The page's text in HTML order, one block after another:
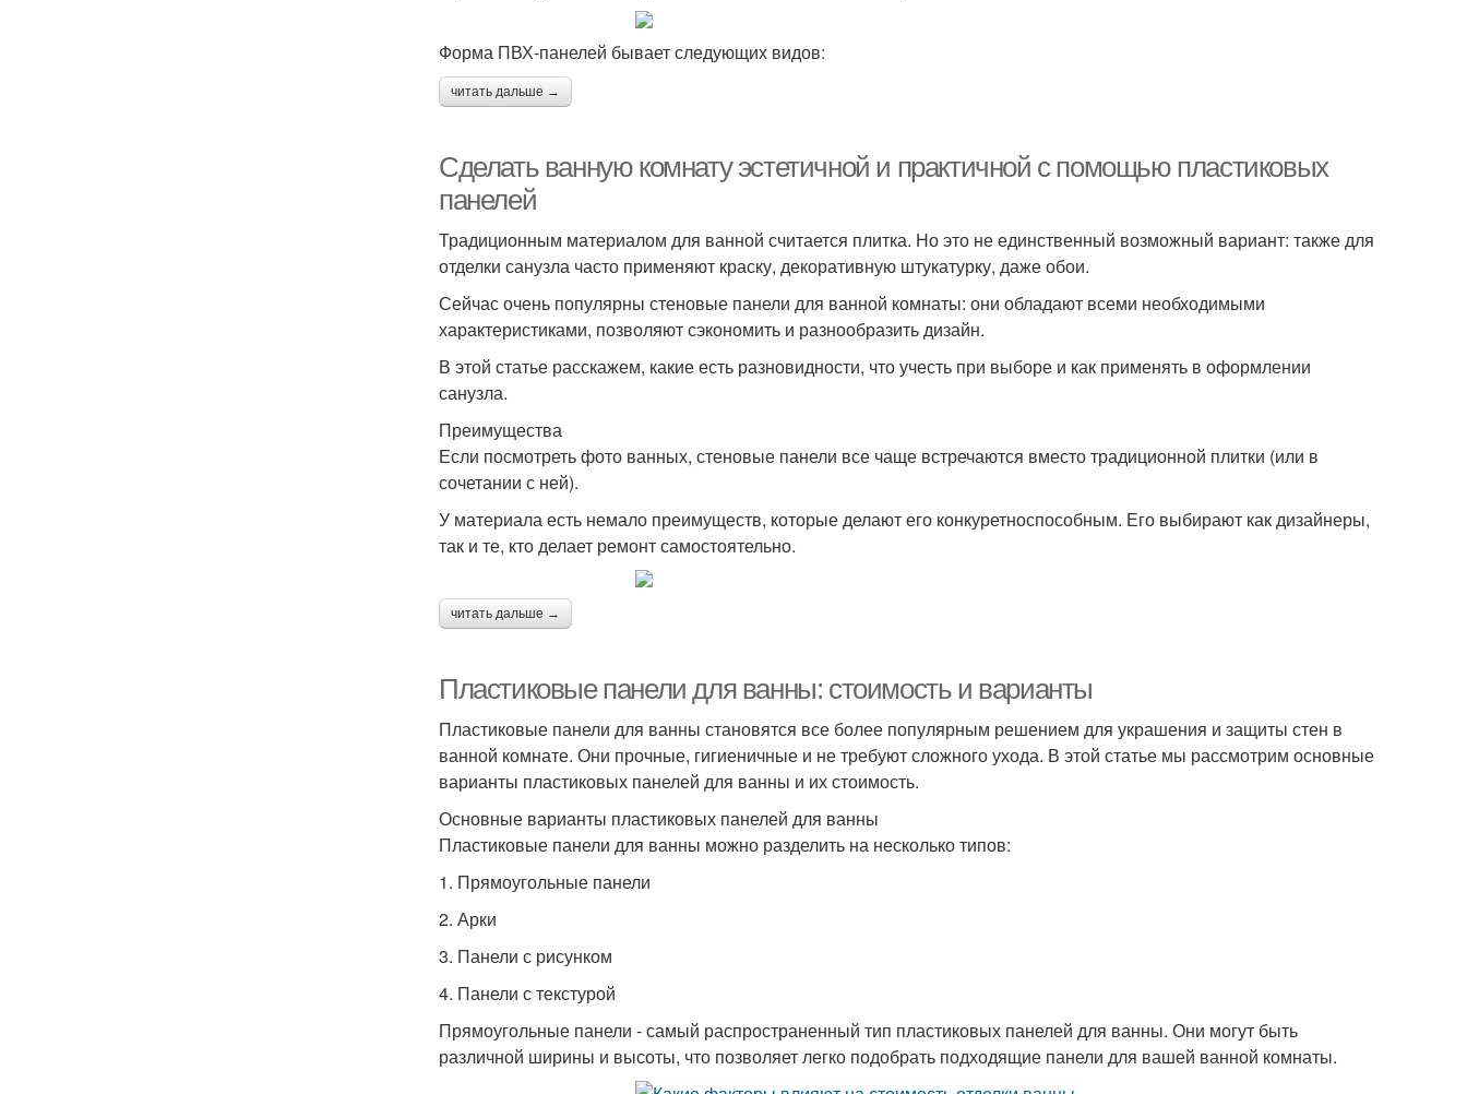
Форма ПВХ-панелей бывает следующих видов:
читать дальше →
Сделать ванную комнату эстетичной и практичной с помощью пластиковых
панелей
Традиционным материалом для ванной считается плитка. Но это не единственный возможный вариант: также для
отделки санузла часто применяют краску, декоративную штукатурку, даже обои.
Сейчас очень популярны стеновые панели для ванной комнаты: они обладают всеми необходимыми
характеристиками, позволяют сэкономить и разнообразить дизайн.
В этой статье расскажем, какие есть разновидности, что учесть при выборе и как применять в оформлении
санузла.
Преимущества
Если посмотреть фото ванных, стеновые панели все чаще встречаются вместо традиционной плитки (или в
сочетании с ней).
У материала есть немало преимуществ, которые делают его конкуретноспособным. Его выбирают как дизайнеры,
так и те, кто делает ремонт самостоятельно.
читать дальше →
Пластиковые панели для ванны: стоимость и варианты
Пластиковые панели для ванны становятся все более популярным решением для украшения и защиты стен в
ванной комнате. Они прочные, гигиеничные и не требуют сложного ухода. В этой статье мы рассмотрим основные
варианты пластиковых панелей для ванны и их стоимость.
Основные варианты пластиковых панелей для ванны
Пластиковые панели для ванны можно разделить на несколько типов:
1. Прямоугольные панели
2. Арки
3. Панели с рисунком
4. Панели с текстурой
Прямоугольные панели - самый распространенный тип пластиковых панелей для ванны. Они могут быть
различной ширины и высоты, что позволяет легко подобрать подходящие панели для вашей ванной комнаты.